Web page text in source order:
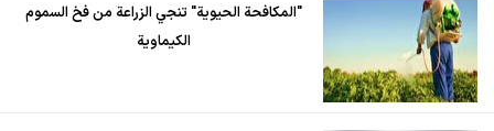
"المكافحة الحيوية" تنجي الزراعة من فخ السموم
الكيماوية